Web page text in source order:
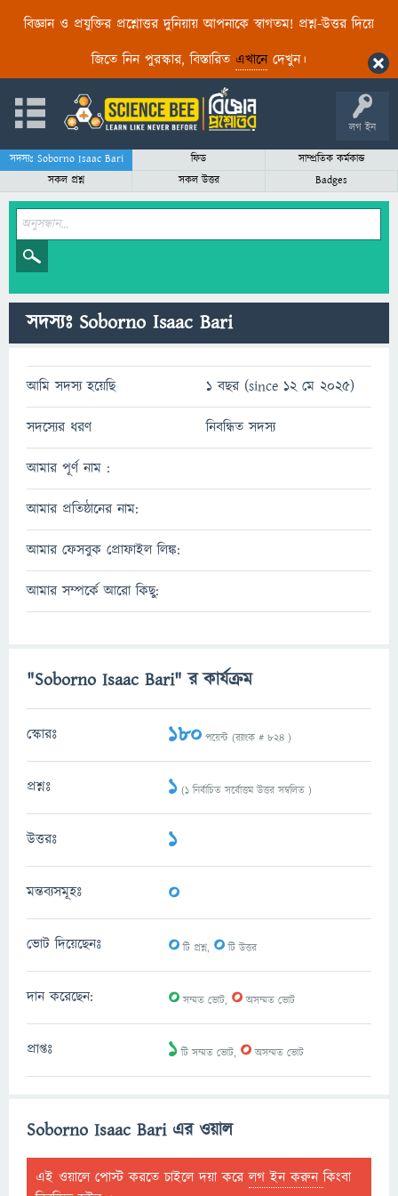
বিজ্ঞান ও প্রযুক্তির প্রশ্নোত্তর দুনিয়ায় আপনাকে স্বাগতম! প্রশ্ন-উত্তর দিয়ে
জিতে নিন পুরস্কার, বিস্তারিত এখানেদেখুন।
লগ ইন
সদস্যঃ Soborno Isaac Bari ফিড
সাম্প্রতিক কর্মকান্ড
সকল প্রশ্ন
সকল উত্তর Badges
সদস্যঃ Soborno Isaac Bari
আমি সদস্য হয়েছি 1 বছর (since 12 মে 2025)
সদস্যের ধরণ নিবন্ধিত সদস্য
আমার পূর্ণ নাম :
আমার প্রতিষ্ঠানের নাম:
আমার ফেসবুক প্রোফাইল লিঙ্ক:
আমার সম্পর্কে আরো কিছু:
"Soborno Isaac Bari" র কার্যক্রম
স্কোরঃ 180 পয়েন্ট (র‌্যাংক # 824 )
প্রশ্নঃ 1 (1নির্বাচিত সর্বোত্তম উত্তর সম্বলিত )
উত্তরঃ 1
মন্তব্যসমূহঃ 0
ভোট দিয়েছেনঃ 0টি প্রশ্ন, 0টি উত্তর
দান করেছেন: 0সম্মত ভোট, 0অসম্মত ভোট
প্রাপ্তঃ 1টি সম্মত ভোট, 0অসম্মত ভোট
Soborno Isaac Bari এর ওয়াল
এই ওয়ালে পোস্ট করতে চাইলে দয়া করেলগ ইন করুনকিংবা